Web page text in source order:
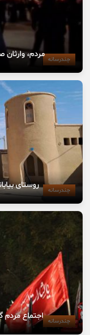
چندرسانه مردم، وارثان
چندرسانه روستای
چندرسانه اجتماع